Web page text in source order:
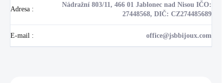
Adresa :
Nádražní 803/11, 466 01 Jablonec nad Nisou IČO:
27448568, DIČ: CZ274485689
E-mail : office@jsbbijoux.com